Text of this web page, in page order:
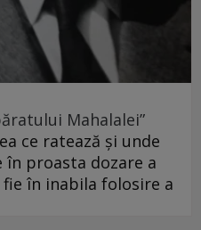
Mahalalei”
ce ratează și unde
proasta dozare a
în inabila folosire a